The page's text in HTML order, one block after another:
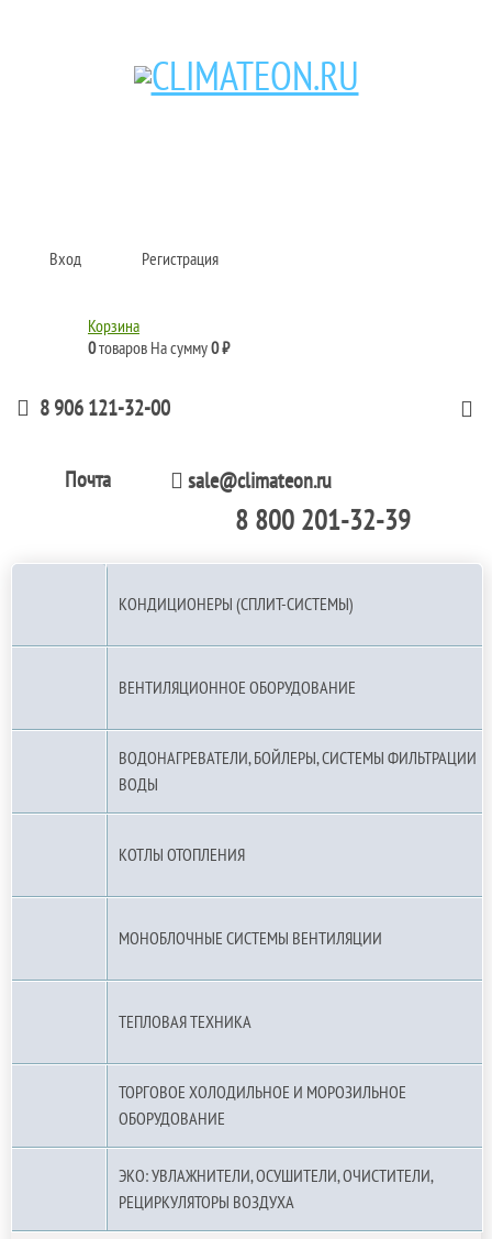
Кондиционеры и сплит-системы, газовые котлы, тепловые завесы, водяные
Вход Регистрация
Корзина
0товаров На сумму0 ₽
8 906 121-32-00
Почта sale@climateon.ru
8 800 201-32-39
КОНДИЦИОНЕРЫ (СПЛИТ-СИСТЕМЫ)
ВЕНТИЛЯЦИОННОЕ ОБОРУДОВАНИЕ
ВОДОНАГРЕВАТЕЛИ, БОЙЛЕРЫ, СИСТЕМЫ ФИЛЬТРАЦИИ
ВОДЫ
КОТЛЫ ОТОПЛЕНИЯ
МОНОБЛОЧНЫЕ СИСТЕМЫ ВЕНТИЛЯЦИИ
ТЕПЛОВАЯ ТЕХНИКА
ТОРГОВОЕ ХОЛОДИЛЬНОЕ И МОРОЗИЛЬНОЕ
ОБОРУДОВАНИЕ
ЭКО: УВЛАЖНИТЕЛИ, ОСУШИТЕЛИ, ОЧИСТИТЕЛИ,
РЕЦИРКУЛЯТОРЫ ВОЗДУХА